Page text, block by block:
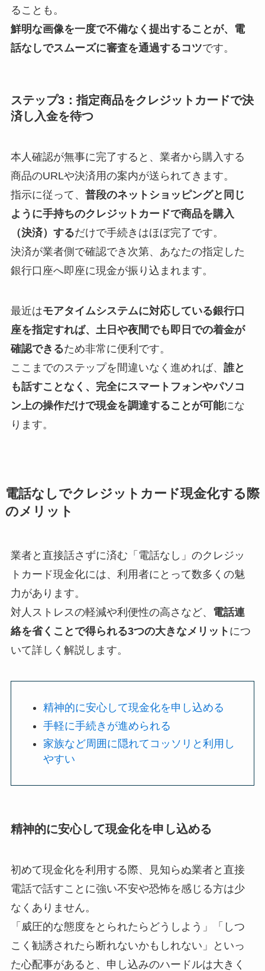
ることも。
鮮明な画像を一度で不備なく提出することが、電
話なしでスムーズに審査を通過するコツです。
ステップ3：指定商品をクレジットカードで決
済し入金を待つ
本人確認が無事に完了すると、業者から購入する
商品のURLや決済用の案内が送られてきます。
指示に従って、 普段のネットショッピングと同じ
ように手持ちのクレジットカードで商品を購入
（決済）するだけで手続きはほぼ完了です。
決済が業者側で確認でき次第、あなたの指定した
銀行口座へ即座に現金が振り込まれます。
最近はモアタイムシステムに対応している銀行口
座を指定すれば、土日や夜間でも即日での着金が
確認できるため非常に便利です。
ここまでのステップを間違いなく進めれば、 誰と
も話すことなく、完全にスマートフォンやパソコ
ン上の操作だけで現金を調達することが可能にな
ります。
電話なしでクレジットカード現金化する際
のメリット
業者と直接話さずに済む「電話なし」のクレジッ
トカード現金化には、利用者にとって数多くの魅
力があります。
対人ストレスの軽減や利便性の高さなど、 電話連
絡を省くことで得られる3つの大きなメリット につ
いて詳しく解説します。
精神的に安心して現金化を申し込める
手軽に手続きが進められる
家族など周囲に隠れてコッソリと利用し
やすい
精神的に安心して現金化を申し込める
初めて現金化を利用する際、見知らぬ業者と直接
電話で話すことに強い不安や恐怖を感じる方は少
なくありません。
「威圧的な態度をとられたらどうしよう」「しつ
こく勧誘されたら断れないかもしれない」といっ
た心配事があると、申し込みのハードルは大きく